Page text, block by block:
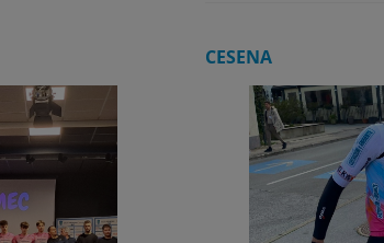
CESENA